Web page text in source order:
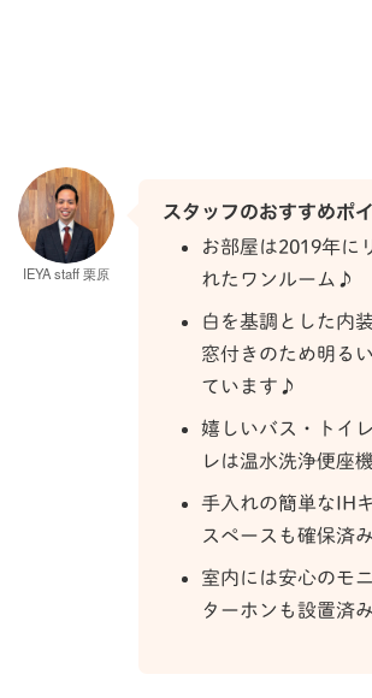
IEYA staff 栗原
スタッフのおすすめポ
お部屋は2019年に
れたワンルーム♪
白を基調とした内
窓付きのため明る
ています♪
嬉しいバス・トイ
レは温水洗浄便座
手入れの簡単なIH
スペースも確保済
室内には安心のモ
ターホンも設置済